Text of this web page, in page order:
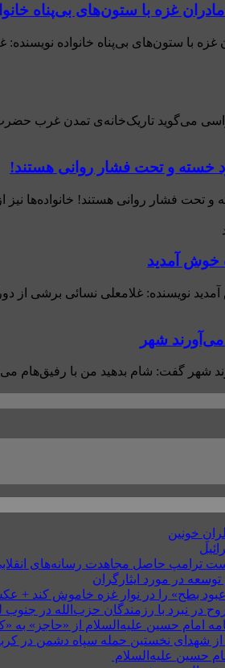
غزه با ستون‌های بی‌پناه
غزه با ستون‌های بی‌پناه خانواده
می‌گوید تاریک‌خانه‌ی تمدن غرب
خسته و تحت فشار روانی هستند!
تحت فشار روانی هستند! خانواده‌ها
خوش آمدید
نسائی برشی از دوران تلخ و حماسی شیما ابوجیاب
می‌آورند شهر
شهر گفت: شام بدهید من با
خونین
ترامپ حاصل مجاهدت رسانه‌های
بطح» را در نوار غزه خاموش کند +
امام حسین علیه‌السلام از «حاجز» به
شهدای نخستین حمله سپاه دشمن در